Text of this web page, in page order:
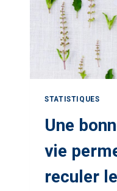
STATISTIQUES
Une
vie
reculer